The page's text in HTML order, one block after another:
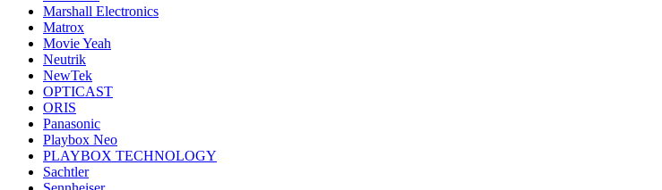
Marshall Electronics
Matrox
Movie Yeah
Neutrik
NewTek
OPTICAST
ORIS
Panasonic
Playbox Neo
PLAYBOX TECHNOLOGY
Sachtler